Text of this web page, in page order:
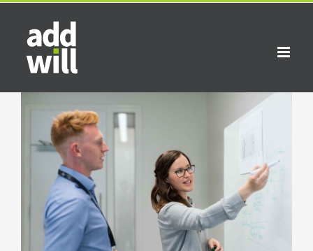
Skip
content
Image